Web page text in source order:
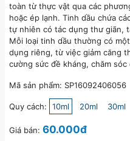
toàn từ thực vật qua các
hoặc ép lạnh. Tinh dầu chứa
tự nhiên có tác dụng thư giãn,
Mỗi loại tinh dầu thường có
dụng riêng, từ việc giảm căng
cường sức đề kháng, chăm sóc
Mã sản phẩm: SP16092406056
Quy cách: 10ml 20ml 30ml
Giá bán: 60.000đ